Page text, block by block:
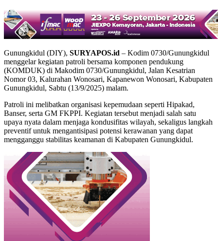
Gunungkidul (DIY), SURYAPOS.id – Kodim 0730/Gunungkidul
menggelar kegiatan patroli bersama komponen pendukung
(KOMDUK) di Makodim 0730/Gunungkidul, Jalan Kesatrian
Nomor 03, Kalurahan Wonosari, Kapanewon Wonosari, Kabupaten
Gunungkidul, Sabtu (13/9/2025) malam.
Patroli ini melibatkan organisasi kepemudaan seperti Hipakad,
Banser, serta GM FKPPI. Kegiatan tersebut menjadi salah satu
upaya nyata dalam menjaga kondusifitas wilayah, sekaligus langkah
preventif untuk mengantisipasi potensi kerawanan yang dapat
mengganggu stabilitas keamanan di Kabupaten Gunungkidul.